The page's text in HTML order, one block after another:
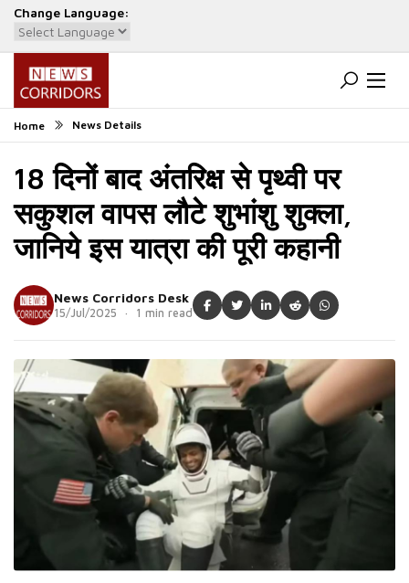
Change Language:
Powered by Translate
Home News Details
18 दिनों बाद अंतरिक्ष से पृथ्वी पर
सकुशल वापस लौटे शुभांशु शुक्ला,
जानिये इस यात्रा की पूरी कहानी
News Corridors Desk
15/Jul/2025 · 1 min read